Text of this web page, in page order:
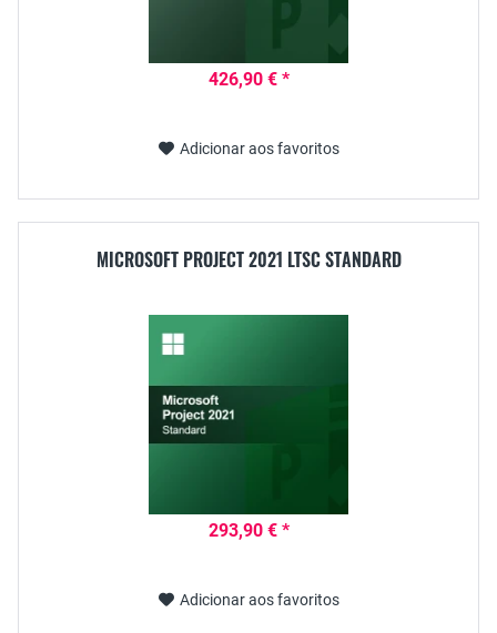
426,90 € *
Adicionar aos favoritos
MICROSOFT PROJECT 2021 LTSC STANDARD
293,90 € *
Adicionar aos favoritos